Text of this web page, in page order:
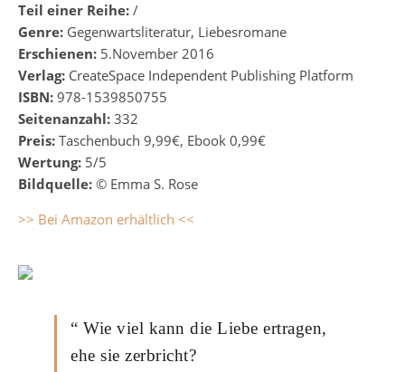
Teil einer Reihe: /
Genre: Gegenwartsliteratur, Liebesromane
Erschienen: 5.November 2016
Verlag: CreateSpace Independent Publishing Platform
ISBN: 978-1539850755
Seitenanzahl: 332
Preis: Taschenbuch 9,99€, Ebook 0,99€
Wertung: 5/5
Bildquelle: © Emma S. Rose
>> Bei Amazon erhältlich <<
“ Wie viel kann die Liebe ertragen,
ehe sie zerbricht?